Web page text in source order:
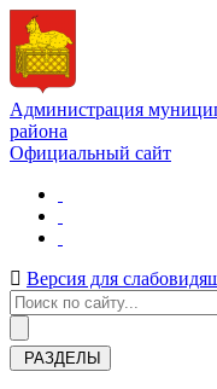
Администрация
района
Официальный сайт
Версия для
РАЗДЕЛЫ